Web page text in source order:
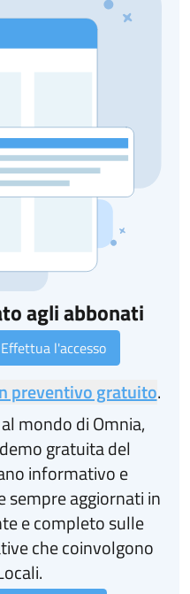
agli abbonati
Effettua l'accesso
preventivo gratuito.
mondo di Omnia,
gratuita del
informativo e
sempre aggiornati in
e completo sulle
che coinvolgono